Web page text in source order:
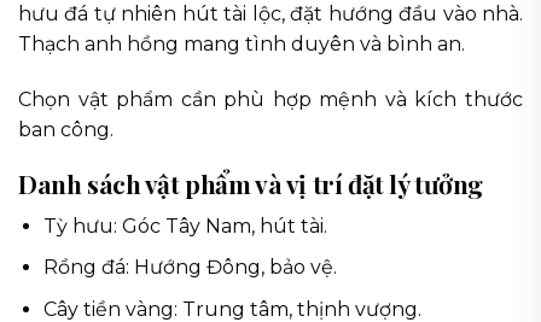
hưu đá tự nhiên hút tài lộc, đặt hướng đầu vào nhà.
Thạch anh hồng mang tình duyên và bình an.
Chọn vật phẩm cần phù hợp mệnh và kích thước
ban công.
Danh sách vật phẩm và vị trí đặt lý tưởng
Tỳ hưu: Góc Tây Nam, hút tài.
Rồng đá: Hướng Đông, bảo vệ.
Cây tiền vàng: Trung tâm, thịnh vượng.